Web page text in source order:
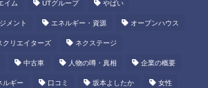
イム UTグループ やばい
メント エネルギー・資源 オープンハウス
クリエイターズ ネクステージ
中古車 人物の噂・真相 企業の概要
ルギー 口コミ 坂本よしたか 女性